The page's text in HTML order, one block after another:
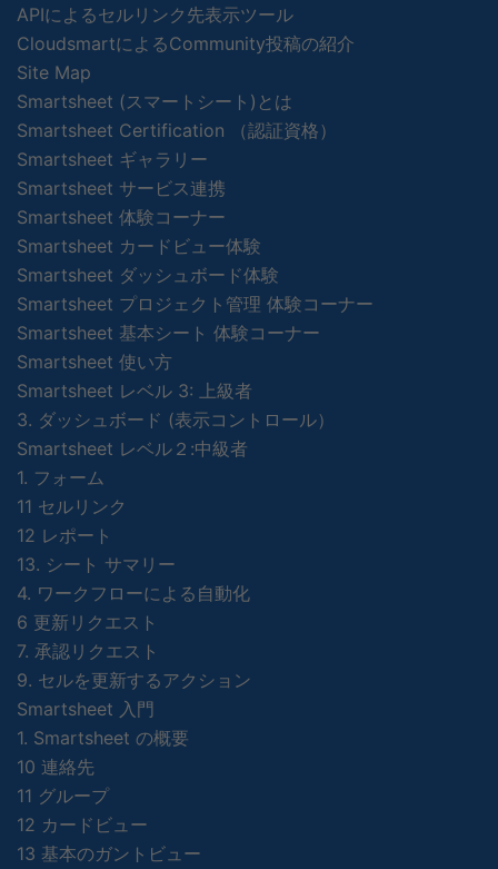
APIによるセルリンク先表示ツール
CloudsmartによるCommunity投稿の紹介
Site Map
Smartsheet (スマートシート)とは
Smartsheet Certification （認証資格）
Smartsheet ギャラリー
Smartsheet サービス連携
Smartsheet 体験コーナー
Smartsheet カードビュー体験
Smartsheet ダッシュボード体験
Smartsheet プロジェクト管理 体験コーナー
Smartsheet 基本シート 体験コーナー
Smartsheet 使い方
Smartsheet レベル 3: 上級者
3. ダッシュボード (表示コントロール）
Smartsheet レベル２:中級者
1. フォーム
11 セルリンク
12 レポート
13. シート サマリー
4. ワークフローによる自動化
6 更新リクエスト
7. 承認リクエスト
9. セルを更新するアクション
Smartsheet 入門
1. Smartsheet の概要
10 連絡先
11 グループ
12 カードビュー
13 基本のガントビュー